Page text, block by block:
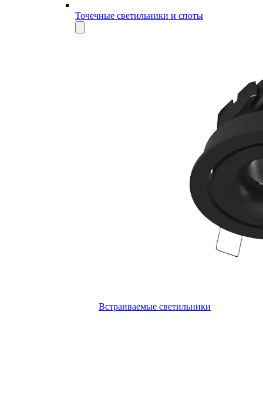
Точечные светильники и споты
Встраиваемые светильники